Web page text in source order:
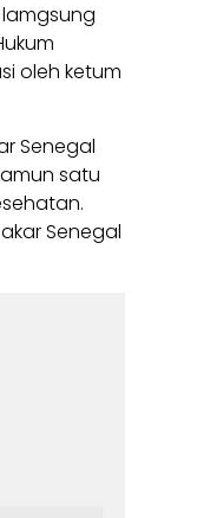
oleh ketum
Senegal
satu
Senegal